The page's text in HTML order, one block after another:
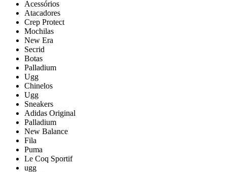
Acessórios
Atacadores
Crep Protect
Mochilas
New Era
Secrid
Botas
Palladium
Ugg
Chinelos
Ugg
Sneakers
Adidas Original
Palladium
New Balance
Fila
Puma
Le Coq Sportif
ugg